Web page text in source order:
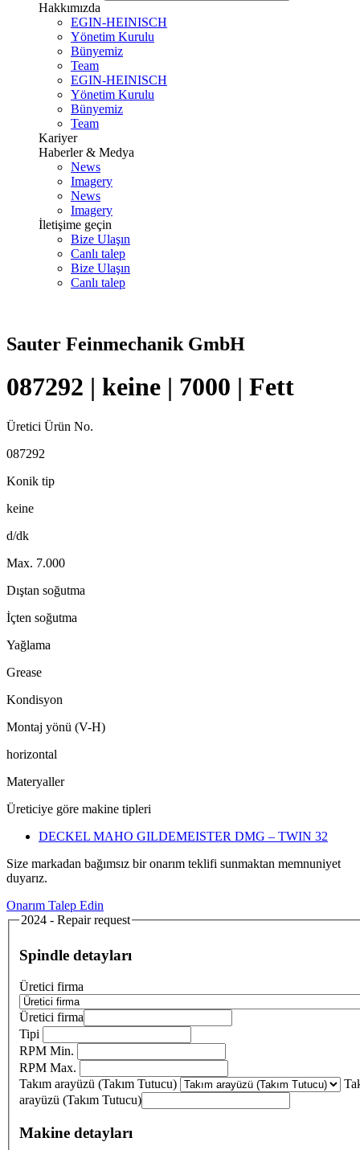
Hakkımızda
EGIN-HEINISCH
Yönetim Kurulu
Bünyemiz
Team
EGIN-HEINISCH
Yönetim Kurulu
Bünyemiz
Team
Kariyer
Haberler & Medya
News
Imagery
News
Imagery
İletişime geçin
Bize Ulaşın
Canlı talep
Bize Ulaşın
Canlı talep
Sauter Feinmechanik GmbH
087292 | keine | 7000 | Fett
Üretici Ürün No.
087292
Konik tip
keine
d/dk
Max. 7.000
Dıştan soğutma
İçten soğutma
Yağlama
Grease
Kondisyon
Montaj yönü (V-H)
horizontal
Materyaller
Üreticiye göre makine tipleri
DECKEL MAHO GILDEMEISTER DMG – TWIN 32
Size markadan bağımsız bir onarım teklifi sunmaktan memnuniyet
duyarız.
Onarım Talep Edin
2024 - Repair request
Spindle detayları
Üretici firma
Üretici firma
Tipi
RPM Min.
RPM Max.
Takım arayüzü (Takım Tutucu)
arayüzü (Takım Tutucu)
Makine detayları